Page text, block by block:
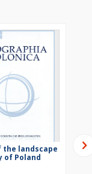
the landscape
of Poland